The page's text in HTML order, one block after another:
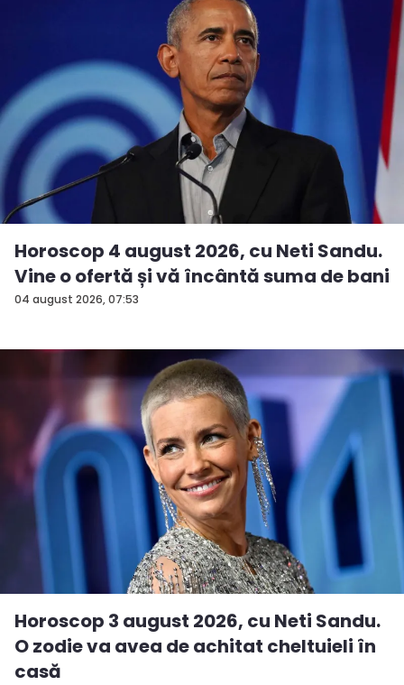
04 august 2026, 07:53
Horoscop 4 august 2026, cu Neti Sandu.
Vine o ofertă și vă încântă suma de bani
Horoscop 3 august 2026, cu Neti Sandu.
O zodie va avea de achitat cheltuieli în
casă